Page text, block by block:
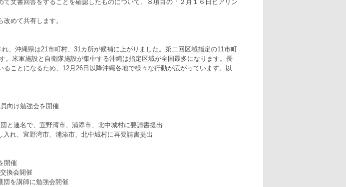
文書回答をすることを確認したものについて、８項目の「２月１６日ヒアリン
めて共有します。
、沖縄県は21市町村、31カ所が候補に上がりました。第二回区域指定の11市町
。米軍施設と自衛隊施設が集中する沖縄は指定区域が全国最多になります。長
ことになるため、12月26日以降沖縄各地で様々な行動が広がっています。以
向け勉強会を開催
と連名で、宜野湾市、浦添市、北中城村に要請書提出
れ、宜野湾市、浦添市、北中城村に再要請書提出
開催
換会開催
団を講師に勉強会開催